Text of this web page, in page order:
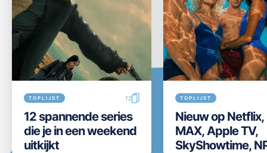
TOPLIJST 12
12 spannende series
die je in een weekend
uitkijkt
TOPLIJST
Nieuw op Netflix,
MAX, Apple TV,
SkyShowtime,